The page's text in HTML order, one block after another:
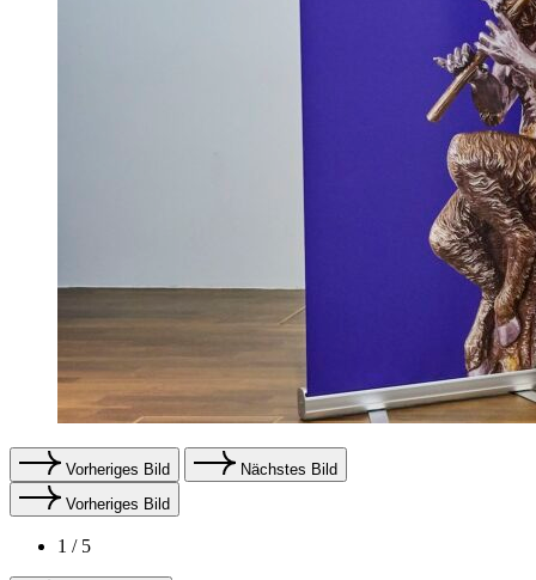
Vorheriges Bild
Nächstes Bild
Vorheriges Bild
1 / 5